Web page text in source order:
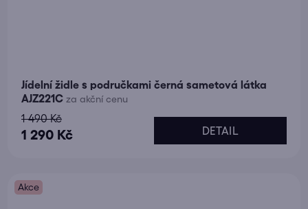
Jídelní židle s područkami černá sametová látka
AJZ221C za akční cenu
1 290 Kč
1 490 Kč
DETAIL
Akce